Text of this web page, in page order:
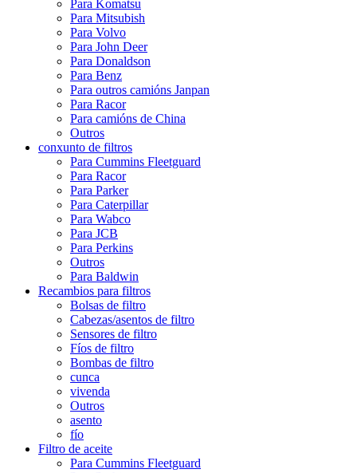
Para Komatsu
Para Mitsubish
Para Volvo
Para John Deer
Para Donaldson
Para Benz
Para outros camións Janpan
Para Racor
Para camións de China
Outros
conxunto de filtros
Para Cummins Fleetguard
Para Racor
Para Parker
Para Caterpillar
Para Wabco
Para JCB
Para Perkins
Outros
Para Baldwin
Recambios para filtros
Bolsas de filtro
Cabezas/asentos de filtro
Sensores de filtro
Fíos de filtro
Bombas de filtro
cunca
vivenda
Outros
asento
fío
Filtro de aceite
Para Cummins Fleetguard